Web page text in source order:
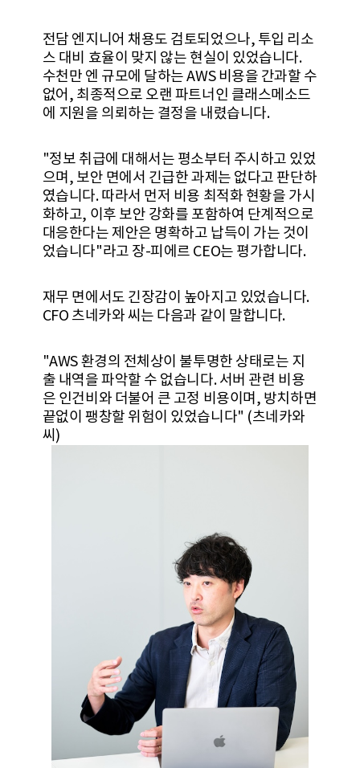
전담 엔지니어 채용도 검토되었으나, 투입 리소
스 대비 효율이 맞지 않는 현실이 있었습니다.
수천만 엔 규모에 달하는 AWS 비용을 간과할 수
없어, 최종적으로 오랜 파트너인 클래스메소드
에 지원을 의뢰하는 결정을 내렸습니다.
"정보 취급에 대해서는 평소부터 주시하고 있었
으며, 보안 면에서 긴급한 과제는 없다고 판단하
였습니다. 따라서 먼저 비용 최적화 현황을 가시
화하고, 이후 보안 강화를 포함하여 단계적으로
대응한다는 제안은 명확하고 납득이 가는 것이
었습니다"라고 장-피에르 CEO는 평가합니다.
재무 면에서도 긴장감이 높아지고 있었습니다.
CFO 츠네카와 씨는 다음과 같이 말합니다.
"AWS 환경의 전체상이 불투명한 상태로는 지
출 내역을 파악할 수 없습니다. 서버 관련 비용
은 인건비와 더불어 큰 고정 비용이며, 방치하면
끝없이 팽창할 위험이 있었습니다" (츠네카와
씨)